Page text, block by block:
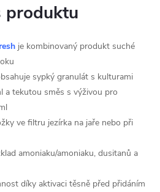
produktu
je kombinovaný produkt suché
sypký granulát s kulturami
a tekutou směs s výživou pro
ve filtru jezírka na jaře nebo při
amoniaku/amoniaku, dusitanů a
díky aktivaci těsně před přidáním